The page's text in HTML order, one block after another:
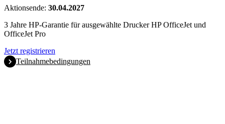
Aktionsende: 30.04.2027
3 Jahre HP-Garantie für ausgewählte Drucker HP OfficeJet und
OfficeJet Pro
Jetzt registrieren
Teilnahmebedingungen